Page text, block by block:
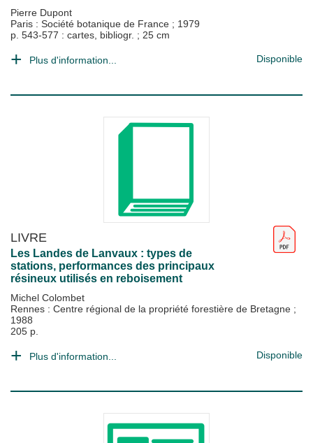
Pierre Dupont
Paris : Société botanique de France ; 1979
p. 543-577 : cartes, bibliogr. ; 25 cm
Plus d'information... Disponible
LIVRE
Les Landes de Lanvaux : types de
stations, performances des principaux
résineux utilisés en reboisement
Michel Colombet
Rennes : Centre régional de la propriété forestière de Bretagne ;
1988
205 p.
Plus d'information... Disponible